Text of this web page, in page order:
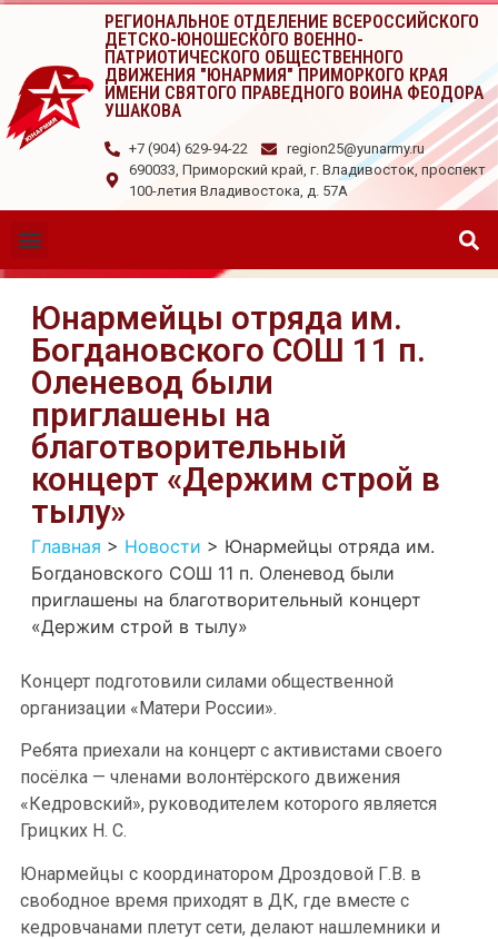
РЕГИОНАЛЬНОЕ ОТДЕЛЕНИЕ ВСЕРОССИЙСКОГО
ДЕТСКО-ЮНОШЕСКОГО ВОЕННО-
ПАТРИОТИЧЕСКОГО ОБЩЕСТВЕННОГО
ДВИЖЕНИЯ "ЮНАРМИЯ" ПРИМОРКОГО КРАЯ
ИМЕНИ СВЯТОГО ПРАВЕДНОГО ВОИНА ФЕОДОРА
УШАКОВА
+7 (904) 629-94-22
region25@yunarmy.ru
690033, Приморский край, г. Владивосток, проспект
100-летия Владивостока, д. 57А
Юнармейцы отряда им.
Богдановского СОШ 11 п.
Оленевод были
приглашены на
благотворительный
концерт «Держим строй в
тылу»
Главная > Новости > Юнармейцы отряда им.
Богдановского СОШ 11 п. Оленевод были
приглашены на благотворительный концерт
«Держим строй в тылу»
Концерт подготовили силами общественной
организации «Матери России».
Ребята приехали на концерт с активистами своего
посёлка — членами волонтёрского движения
«Кедровский», руководителем которого является
Грицких Н. С.
Юнармейцы с координатором Дроздовой Г.В. в
свободное время приходят в ДК, где вместе с
кедровчанами плетут сети, делают нашлемники и